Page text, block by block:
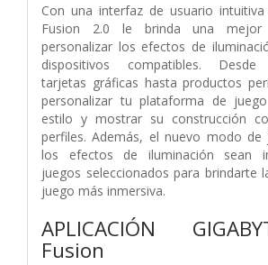
Con una interfaz de usuario intuitiva
Fusion 2.0 le brinda una mejor
personalizar los efectos de
dispositivos compatibles. Desde
tarjetas gráficas hasta productos
personalizar tu plataforma de
estilo y mostrar su construcción
perfiles. Además, el nuevo modo de
los efectos de iluminación sean
juegos seleccionados para brindarte
juego más inmersiva.
APLICACIÓN
Fusion